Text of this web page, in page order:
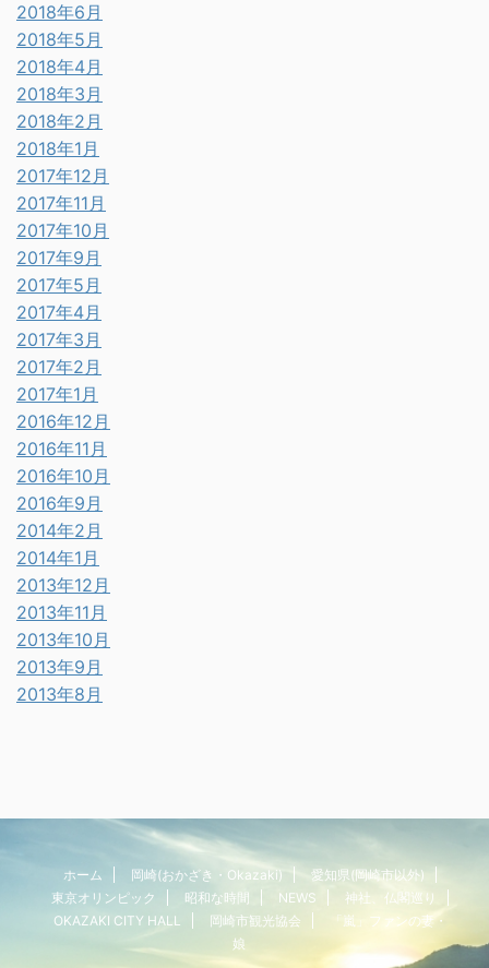
2018年6月
2018年5月
2018年4月
2018年3月
2018年2月
2018年1月
2017年12月
2017年11月
2017年10月
2017年9月
2017年5月
2017年4月
2017年3月
2017年2月
2017年1月
2016年12月
2016年11月
2016年10月
2016年9月
2014年2月
2014年1月
2013年12月
2013年11月
2013年10月
2013年9月
2013年8月
ホーム 岡崎(おかざき・Okazaki)
愛知県(岡崎市以外)
東京オリンピック
昭和な時間 NEWS
神社、仏閣巡り
OKAZAKI CITY HALL
岡崎市観光協会
「嵐」ファンの妻・
娘